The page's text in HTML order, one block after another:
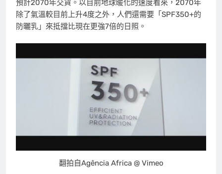
預計2070年交貨。以目前地球暖化的速度看來，2070年
除了氣溫較目前上升4度之外，人們還需要「SPF350+的
防曬乳」來抵擋比現在更強7倍的日照。
翻拍自Agência Africa @ Vimeo